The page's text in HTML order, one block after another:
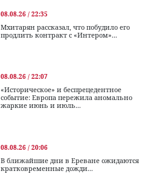
08.08.26 / 22:35
Мхитарян рассказал, что побудило его
продлить контракт с «Интером»...
08.08.26 / 22:07
«Историческое» и беспрецедентное
событие: Европа пережила аномально
жаркие июнь и июль...
08.08.26 / 20:06
В ближайшие дни в Ереване ожидаются
кратковременные дожди...